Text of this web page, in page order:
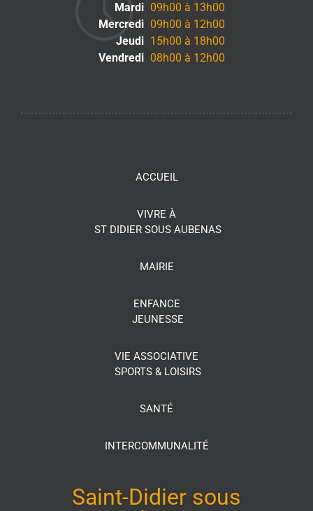
Mardi 09h00 à 13h00
Mercredi 09h00 à 12h00
Jeudi 15h00 à 18h00
Vendredi 08h00 à 12h00
ACCUEIL
VIVRE À
ST DIDIER SOUS AUBENAS
MAIRIE
ENFANCE
JEUNESSE
VIE ASSOCIATIVE
SPORTS & LOISIRS
SANTÉ
INTERCOMMUNALITÉ
Saint-Didier sous